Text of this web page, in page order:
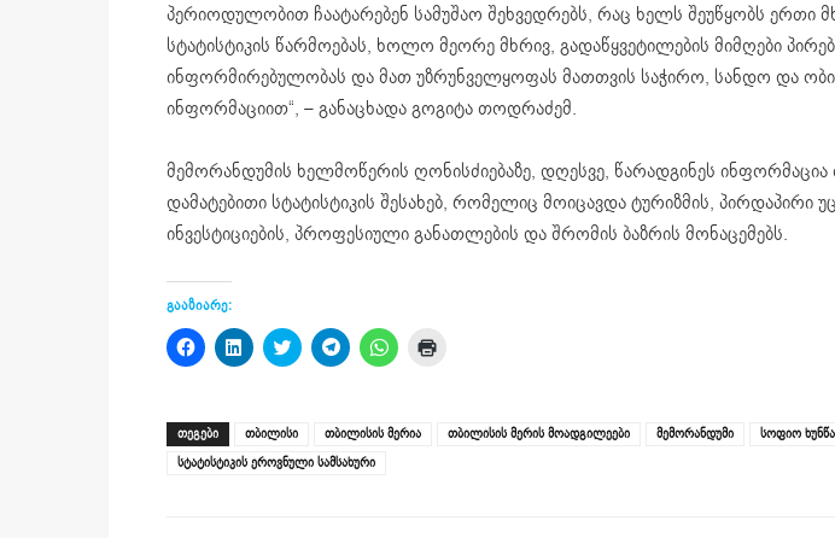
პერიოდულობით ჩაატარებენ სამუშაო შეხვედრებს, რაც ხელს შეუწყობს ერთი
სტატისტიკის წარმოებას, ხოლო მეორე მხრივ, გადაწყვეტილების მიმღები
ინფორმირებულობას და მათ უზრუნველყოფას მათთვის საჭირო, სანდო და
ინფორმაციით“, – განაცხადა გოგიტა თოდრაძემ.
მემორანდუმის ხელმოწერის ღონისძიებაზე, დღესვე, წარადგინეს
დამატებითი სტატისტიკის შესახებ, რომელიც მოიცავდა ტურიზმის, პირდაპირი
ინვესტიციების, პროფესიული განათლების და შრომის ბაზრის მონაცემებს.
გააზიარე:
Click
to
(Opens
in
new
window)
Click
to
(Opens
in
new
window)
Click
to
(Opens
in
new
window)
Click
to
(Opens
in
new
window)
Click
to
(Opens
in
new
window)
ᲗᲔᲒᲔᲑᲘ თბილისი თბილისის მერია თბილისის მერის მოადგილეები მემორანდუმი
სოფიო
სტატისტიკის ეროვნული სამსახური